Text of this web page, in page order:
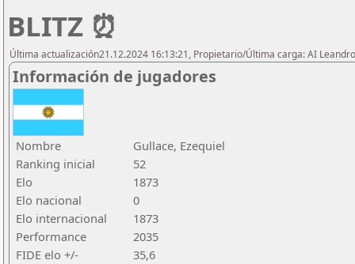
BLITZ ⏰
Última actualización21.12.2024 16:13:21, Propietario/Última carga: AI
Información de jugadores
Nombre
Gullace, Ezequiel
Ranking inicial
52
Elo
1873
Elo nacional
0
Elo internacional
1873
Performance
2035
FIDE elo +/-
35,6